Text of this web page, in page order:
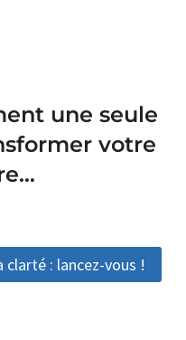
une seule
votre
clarté : lancez-vous !